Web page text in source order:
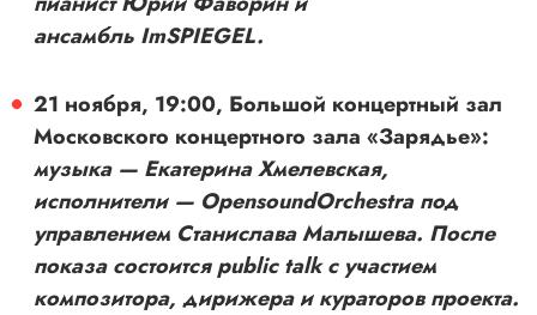
ансамбль ImSPIEGEL.
21 ноября, 19:00, Большой концертный зал
Московского концертного зала «Зарядье»:
музыка — Екатерина Хмелевская,
исполнители — OpensoundOrchestra под
управлением Станислава Малышева. После
показа состоится public talk с участием
композитора, дирижера и кураторов проекта.